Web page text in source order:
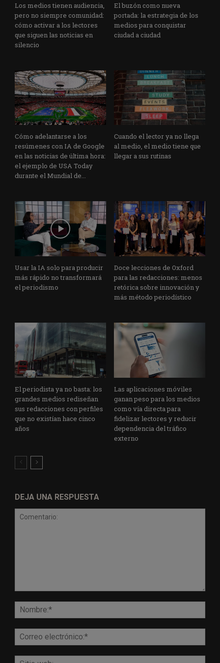
Los medios tienen audiencia,
pero no siempre comunidad:
cómo activar a los lectores
que siguen las noticias en
silencio
El buzón como nueva
portada: la estrategia de los
medios para conquistar
ciudad a ciudad
Cómo adelantarse a los
resúmenes con IA de Google
en las noticias de última hora:
el ejemplo de USA Today
durante el Mundial de...
Cuando el lector ya no llega
al medio, el medio tiene que
llegar a sus rutinas
Usar la IA solo para producir
más rápido no transformará
el periodismo
Doce lecciones de Oxford
para las redacciones: menos
retórica sobre innovación y
más método periodístico
El periodista ya no basta: los
grandes medios rediseñan
sus redacciones con perfiles
que no existían hace cinco
años
Las aplicaciones móviles
ganan peso para los medios
como vía directa para
fidelizar lectores y reducir
dependencia del tráfico
externo
DEJA UNA RESPUESTA